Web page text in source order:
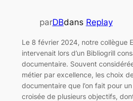
parDBdans Replay
Le 8 février 2024, notre collègue
intervenait lors d’un Bibliogrill
documentaire. Souvent
métier par excellence, les choix
documentaire que l’on fait pour
croisée de plusieurs objectifs,